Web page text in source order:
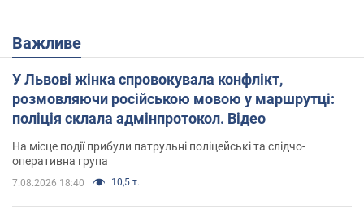
Важливе
У Львові жінка спровокувала конфлікт,
розмовляючи російською мовою у маршрутці:
поліція склала адмінпротокол. Відео
На місце події прибули патрульні поліцейські та слідчо-
оперативна група
7.08.2026 18:40 10,5 т.